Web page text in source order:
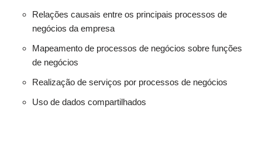
Relações causais entre os principais processos de
negócios da empresa
Mapeamento de processos de negócios sobre funções
de negócios
Realização de serviços por processos de negócios
Uso de dados compartilhados